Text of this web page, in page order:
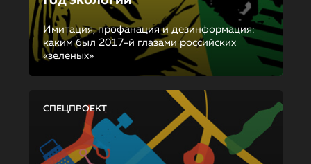
Имитация, профанация и дезинформация:
каким был 2017-й глазами российских
«зеленых»
СПЕЦПРОЕКТ